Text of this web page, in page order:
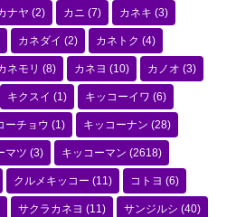
ナヤ (2) カニ (7) カネキ (3)
カネダイ (2) カネトク (4)
ネモリ (8) カネヨ (10) カノオ (3)
キクスイ (1) キッコーイワ (6)
ーチョウ (1) キッコーナン (28)
マツ (3) キッコーマン (2618)
クルメキッコー (11) コトヨ (6)
サクラカネヨ (11) サンジルシ (40)